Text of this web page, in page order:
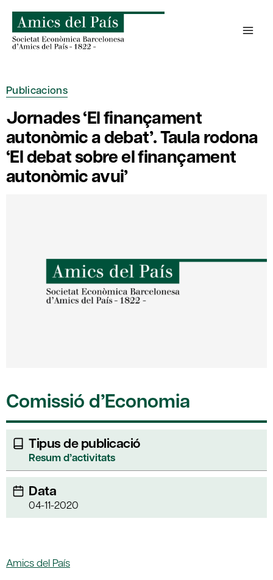
content
Publicacions
Jornades ‘El finançament
autonòmic a debat’. Taula rodona
‘El debat sobre el finançament
autonòmic avui’
Comissió d’Economia
Tipus de publicació
Resum d’activitats
Data
04-11-2020
Amics del País